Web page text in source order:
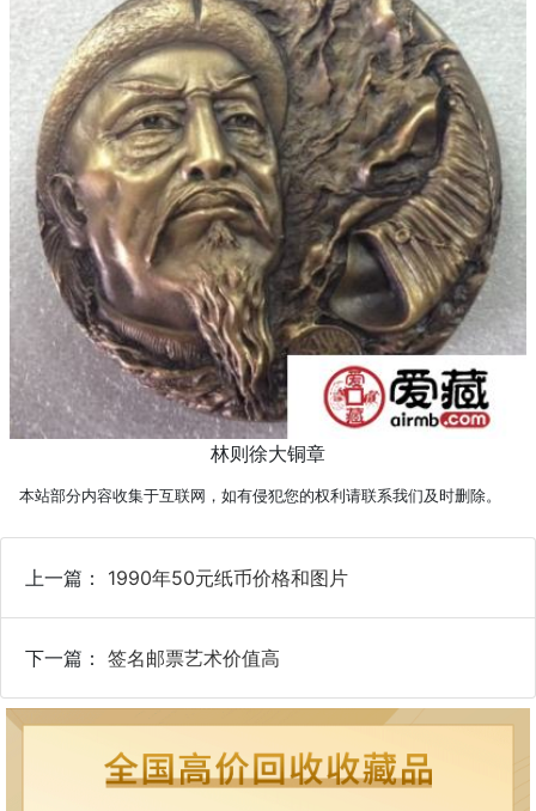
林则徐大铜章
本站部分内容收集于互联网，如有侵犯您的权利请联系我们及时删除。
上一篇： 1990年50元纸币价格和图片
下一篇： 签名邮票艺术价值高